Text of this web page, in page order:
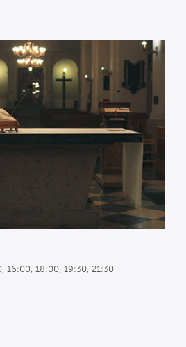
16:00, 18:00, 19:30, 21:30